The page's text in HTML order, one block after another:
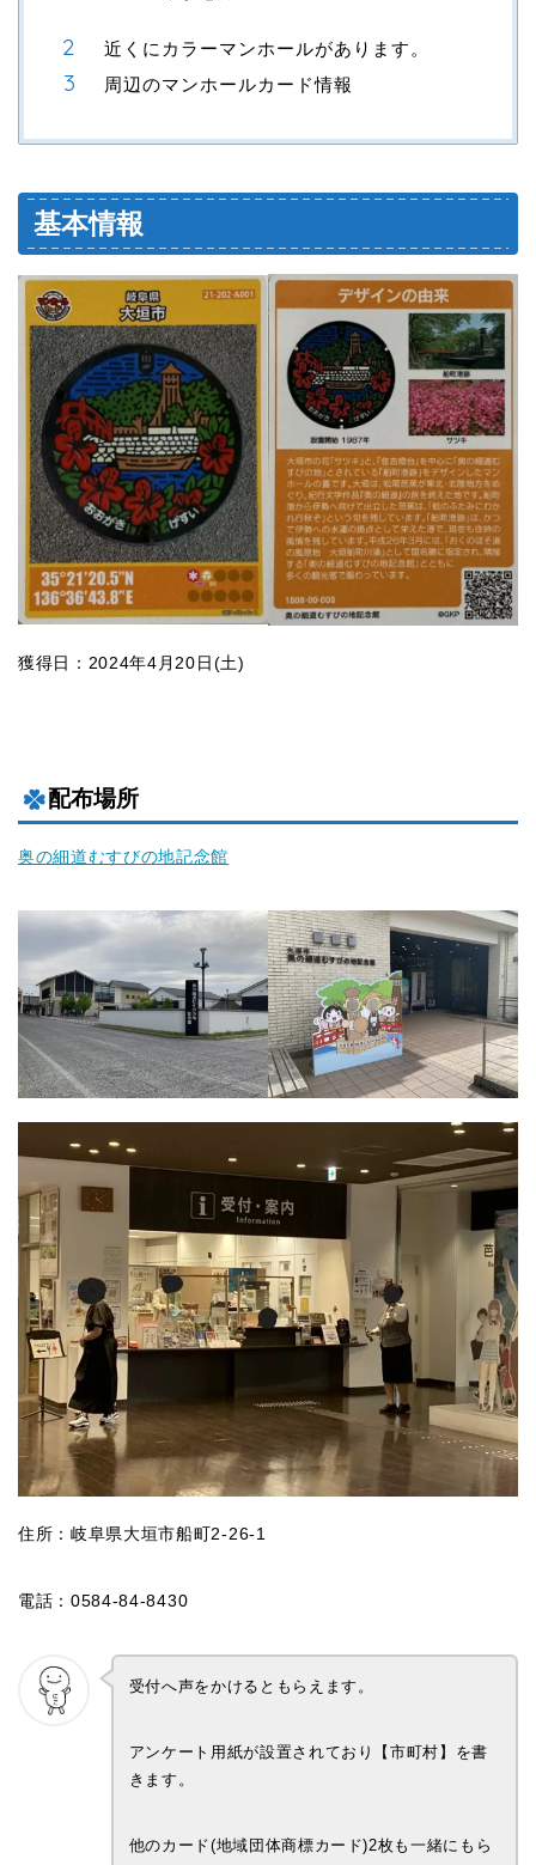
近くにカラーマンホールがあります。
周辺のマンホールカード情報
基本情報
獲得日：2024年4月20日(土)
配布場所
奥の細道むすびの地記念館
住所：岐阜県大垣市船町2-26-1
電話：0584-84-8430
受付へ声をかけるともらえます。
アンケート用紙が設置されており【市町村】を書
きます。
他のカード(地域団体商標カード)2枚も一緒にもら